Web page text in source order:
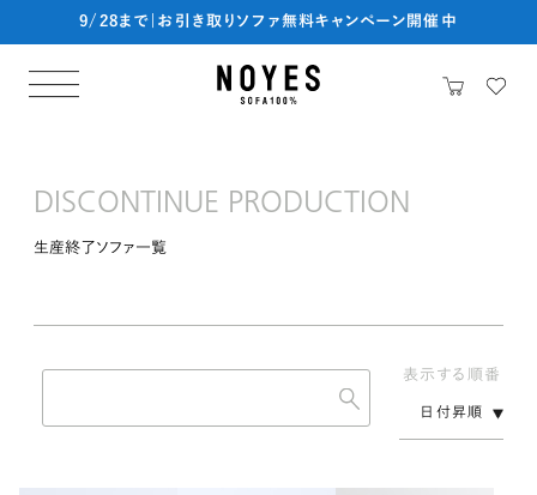
9/28まで|お引き取りソファ無料キャンペーン開催中
DISCONTINUE PRODUCTION
生産終了ソファ一覧
表示 する 順 番